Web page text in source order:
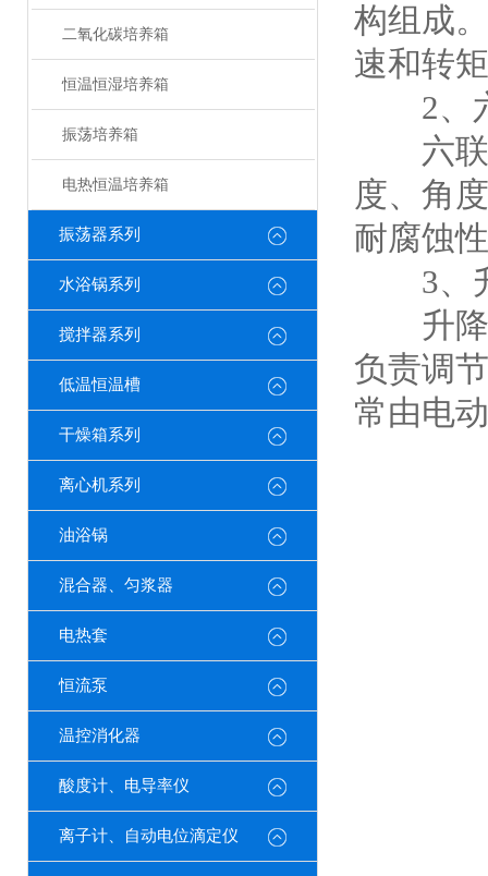
二氧化碳培养箱
恒温恒湿培养箱
振荡培养箱
电热恒温培养箱
振荡器系列
水浴锅系列
搅拌器系列
低温恒温槽
干燥箱系列
离心机系列
油浴锅
混合器、匀浆器
电热套
恒流泵
温控消化器
酸度计、电导率仪
离子计、自动电位滴定仪
构组成
速和转
2、六
六联
度、角
耐腐蚀
3、
升降
负责调
常由电